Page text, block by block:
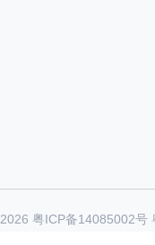
2026 粤ICP备14085002号